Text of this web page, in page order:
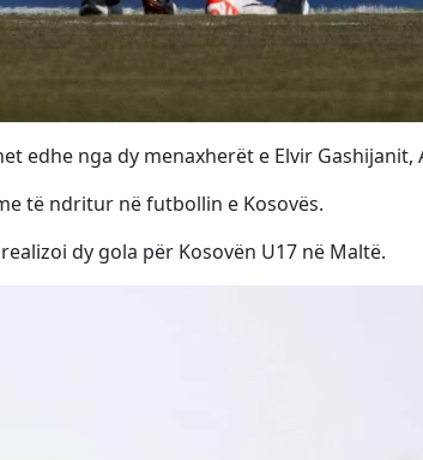
edhe nga dy menaxherët e Elvir Gashijanit,
të ndritur në futbollin e Kosovës.
dy gola për Kosovën U17 në Maltë.